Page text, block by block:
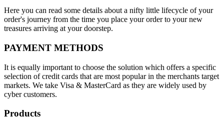
Here you can read some details about a nifty little lifecycle of your
order's journey from the time you place your order to your new
treasures arriving at your doorstep.
PAYMENT METHODS
It is equally important to choose the solution which offers a specific
selection of credit cards that are most popular in the merchants target
markets. We take Visa & MasterCard as they are widely used by
cyber customers.
Products